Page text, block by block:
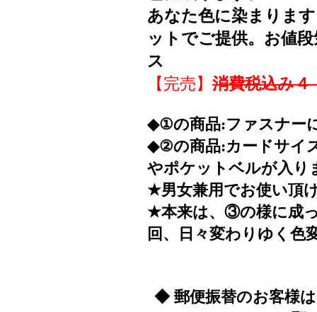
あなた色に染まりま
ットでご提供。お値
ス
【完売】 消費税込み４
◆①の商品:ファスナー
◆②の商品:カードサイ
やポケットベルが入り
★男女兼用でお使い頂
★本来は、③の様に成
回、日々変わりゆく色
◆ 郵便振替のお客様